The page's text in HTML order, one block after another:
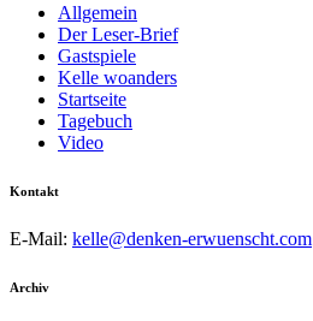
Allgemein
Der Leser-Brief
Gastspiele
Kelle woanders
Startseite
Tagebuch
Video
Kontakt
E-Mail: kelle@denken-erwuenscht.com
Archiv